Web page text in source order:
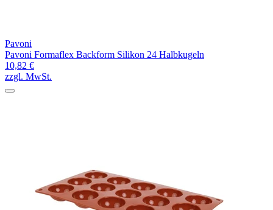
Pavoni
Pavoni Formaflex Backform Silikon 24 Halbkugeln
10,82 €
zzgl. MwSt.